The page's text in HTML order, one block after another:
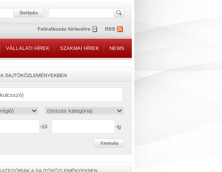
VÁLLALATI HÍREK SZAKMAI HÍREK NEWS
-tól -ig